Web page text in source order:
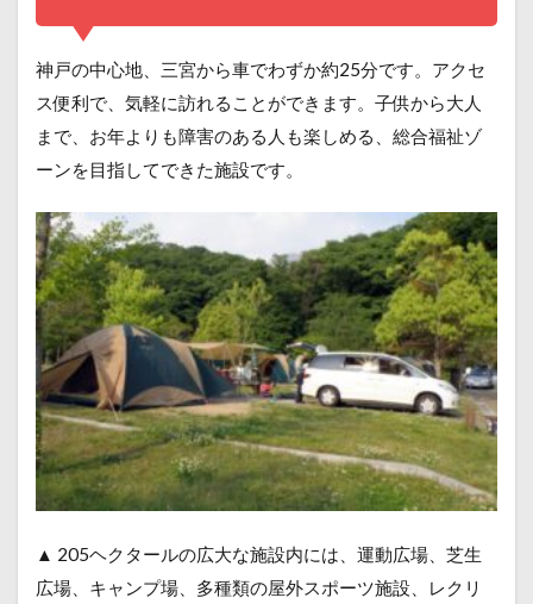
神戸の中心地、三宮から車でわずか約25分です。アクセ
ス便利で、気軽に訪れることができます。子供から大人
まで、お年よりも障害のある人も楽しめる、総合福祉ゾ
ーンを目指してできた施設です。
▲ 205ヘクタールの広大な施設内には、運動広場、芝生
広場、キャンプ場、多種類の屋外スポーツ施設、レクリ